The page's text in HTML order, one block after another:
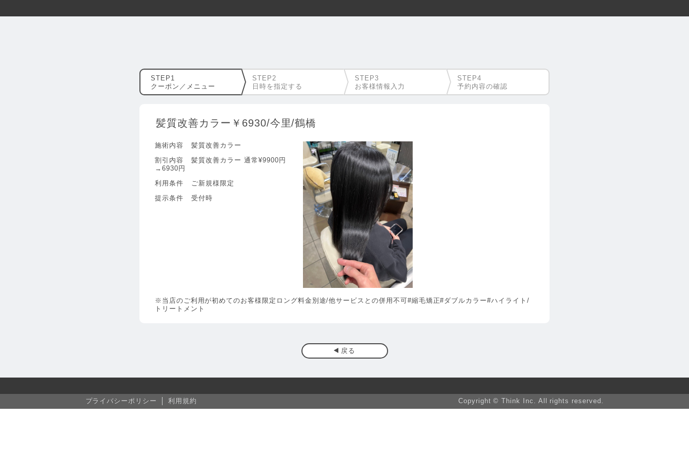
クーポン／メニュー 日時を指定する お客様情報入力 予約内容の確認
髪質改善カラー￥6930/今里/鶴橋
施術内容
髪質改善カラー
割引内容
髪質改善カラー 通常¥9900円
→6930円
利用条件
ご新規様限定
提示条件
受付時
※当店のご利用が初めてのお客様限定ロング料金別途/他サービスとの併用不可#縮毛矯正#ダブルカラー#ハイライト/
トリートメント
戻る
プライバシーポリシー 利用規約 Copyright © Think Inc. All rights reserved.